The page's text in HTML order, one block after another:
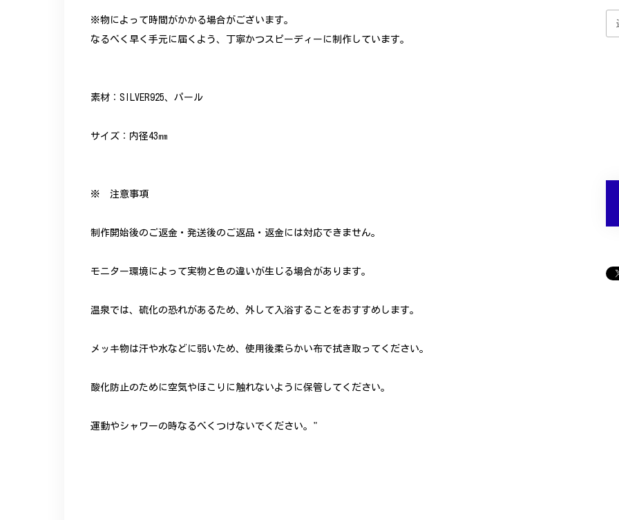
※物によって時間がかかる場合がございます。
なるべく早く手元に届くよう、丁寧かつスピーディーに制作しています。
素材：SILVER925、パール
サイズ：内径43㎜
※ 注意事項
制作開始後のご返金・発送後のご返品・返金には対応できません。
モニター環境によって実物と色の違いが生じる場合があります。
温泉では、硫化の恐れがあるため、外して入浴することをおすすめします。
メッキ物は汗や水などに弱いため、使用後柔らかい布で拭き取ってください。
酸化防止のために空気やほこりに触れないように保管してください。
運動やシャワーの時なるべくつけないでください。"